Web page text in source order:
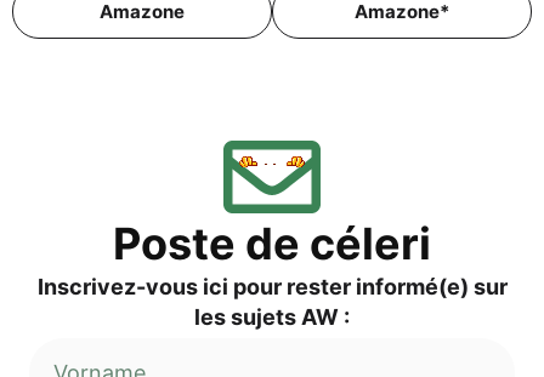
Ama­zo­ne Ama­zo­ne*
Pos­te de céleri
Inscri­vez-vous ici pour res­ter informé(e) sur
les sujets AW :